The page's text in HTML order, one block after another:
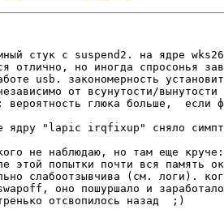
стук с suspend2. на ядре
отлично, но иногда спросонья
usb. закономерность
от всунутости/вынутости
вероятность глюка больше,  если
ядру "lapic irqfixup" сняло
не наблюдаю, но там еще
этой попытки почти вся память
слабоотзывчива (см. логи).
оно пошуршало и
отсвопилось назад  ;)